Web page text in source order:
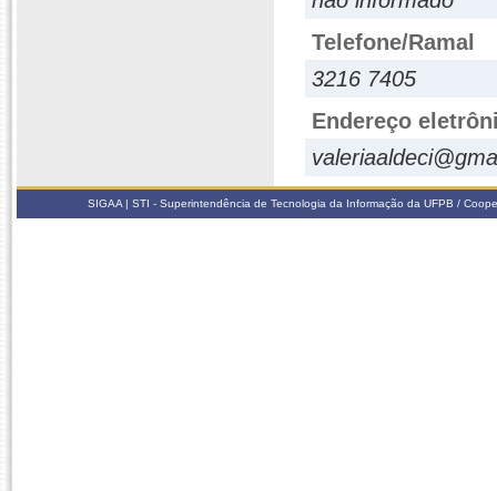
Telefone/Ramal
3216 7405
Endereço
SIGAA | STI - Superintendência de Tecnologia da Informação da UFPB /